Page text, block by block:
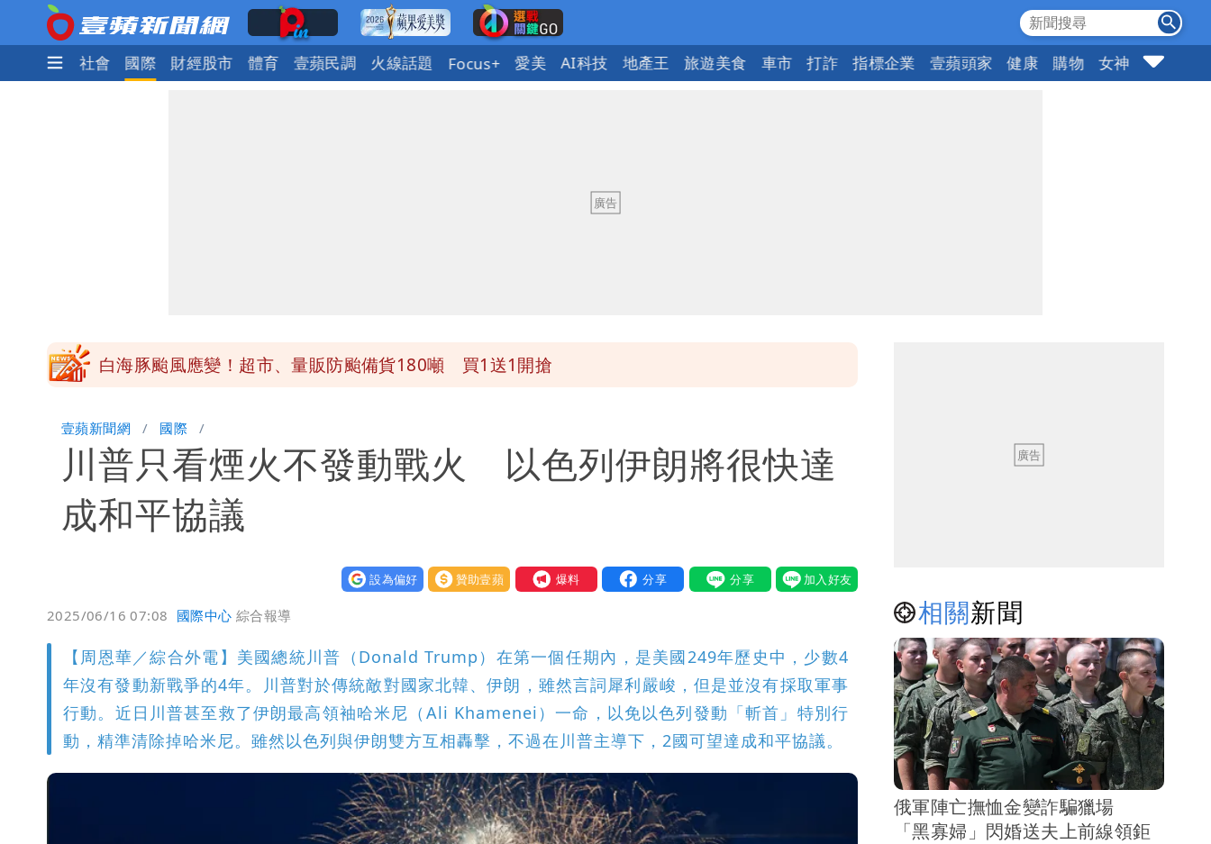
政治 社會 國際 財經股市 體育 壹蘋民調 火線話題 Focus+ 愛美 AI科技 地產王 旅遊美食 車市 打詐 指標企業 壹蘋頭家 健康 購物 女神 10點強打
白海豚颱風應變！超市、量販防颱備貨180噸 買1送1開搶
星巴克聯名泡泡瑪特！星冰樂可拿免費好康
純棉衣物吸汗「臭到想丟」 內行曝原因！2材質夏天別穿
壹蘋新聞網 國際
川普只看煙火不發動戰火 以色列伊朗將很快達
成和平協議
設為偏好 贊助壹蘋 我要爆料
2025/06/16 07:08 國際中心 綜合報導
【周恩華／綜合外電】美國總統川普（Donald Trump）在第一個任期內，是美國249年歷史中，少數4
年沒有發動新戰爭的4年。川普對於傳統敵對國家北韓、伊朗，雖然言詞犀利嚴峻，但是並沒有採取軍事
行動。近日川普甚至救了伊朗最高領袖哈米尼（Ali Khamenei）一命，以免以色列發動「斬首」特別行
動，精準清除掉哈米尼。雖然以色列與伊朗雙方互相轟擊，不過在川普主導下，2國可望達成和平協議。
相關新聞
俄軍陣亡撫恤金變詐騙獵場
「黑寡婦」閃婚送夫上前線領鉅